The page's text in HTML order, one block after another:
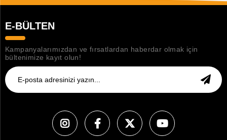
E-BÜLTEN
Kampanyalarımızdan ve fırsatlardan haberdar olmak için
bültenimize kayıt olun!